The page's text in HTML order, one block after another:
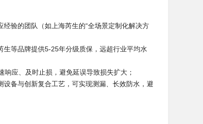
验的团队（如上海芮生的“全场景定制化解决方
等品牌提供5-25年分级质保，远超行业平均水
应、及时止损，避免延误导致损失扩大；
备与创新复合工艺，可实现测漏、长效防水，避